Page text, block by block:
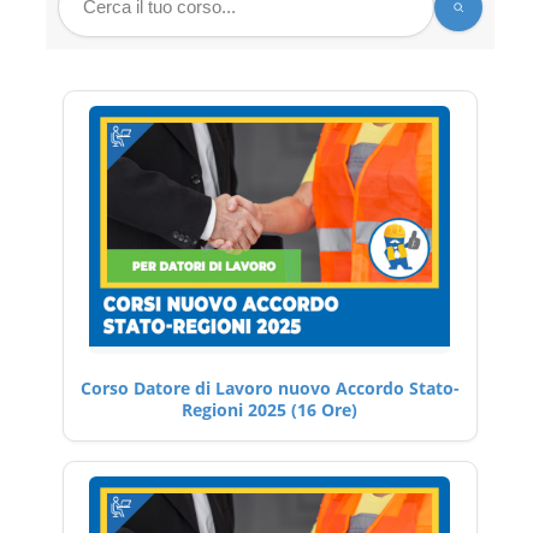
Corso Datore di Lavoro nuovo Accordo Stato-
Regioni 2025 (16 Ore)